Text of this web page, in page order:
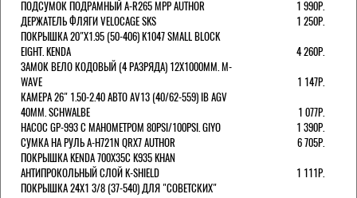
ПОДСУМОК ПОДРАМНЫЙ A-R265 MPP AUTHOR
1 990Р.
ДЕРЖАТЕЛЬ ФЛЯГИ VELOCAGE SKS
1 250Р.
ПОКРЫШКА 20"Х1.95 (50-406) K1047 SMALL BLOCK
EIGHT. KENDA
4 260Р.
ЗАМОК ВЕЛО КОДОВЫЙ (4 РАЗРЯДА) 12Х1000ММ. M-
WAVE
1 147Р.
КАМЕРА 26" 1.50-2.40 АВТО AV13 (40/62-559) IB AGV
40MM. SCHWALBE
1 077Р.
НАСОС GP-993 С МАНОМЕТРОМ 80PSI/100PSI. GIYO
1 390Р.
СУМКА НА РУЛЬ A-H721N QRX7 AUTHOR
6 705Р.
ПОКРЫШКА KENDA 700Х35С K935 KHAN
АНТИПРОКОЛЬНЫЙ СЛОЙ K-SHIELD
1 111Р.
ПОКРЫШКА 24X1 3/8 (37-540) ДЛЯ "СОВЕТСКИХ"